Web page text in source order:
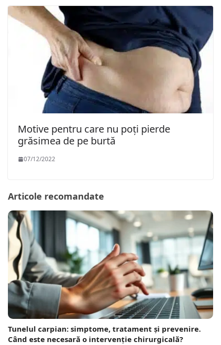
Motive pentru care nu poți pierde
grăsimea de pe burtă
07/12/2022
Articole recomandate
Tunelul carpian: simptome, tratament și prevenire.
Când este necesară o intervenție chirurgicală?